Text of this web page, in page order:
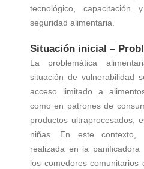
tecnológico, capacitación
seguridad alimentaria.
Situación inicial –
La problemática
situación de vulnerabilidad
acceso limitado a
como en patrones de
productos ultraprocesados,
niñas. En este contexto,
realizada en la panificadora
los comedores comunitarios